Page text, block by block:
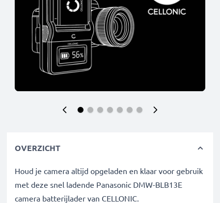
OVERZICHT
Houd je camera altijd opgeladen en klaar voor gebruik
met deze snel ladende Panasonic DMW-BLB13E
camera batterijlader van CELLONIC.